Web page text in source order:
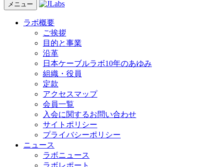
メニュー
ラボ概要
ご挨拶
目的と事業
沿革
日本ケーブルラボ10年のあゆみ
組織・役員
定款
アクセスマップ
会員一覧
入会に関するお問い合わせ
サイトポリシー
プライバシーポリシー
ニュース
ラボニュース
ラボレポート